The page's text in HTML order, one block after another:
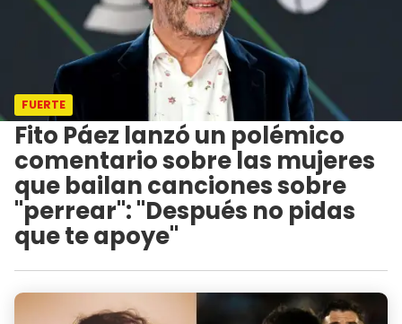
FUERTE
Fito Páez lanzó un polémico
comentario sobre las mujeres
que bailan canciones sobre
"perrear": "Después no pidas
que te apoye"